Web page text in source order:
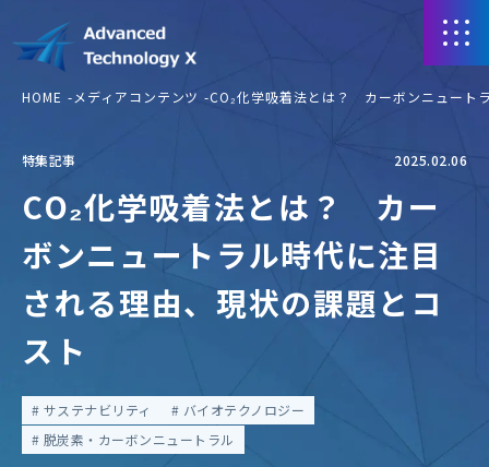
HOME メディアコンテンツ CO₂化学吸着法とは？ カーボンニュート
特集記事 2025.02.06
CO₂化学吸着法とは？ カー
ボンニュートラル時代に注目
される理由、現状の課題とコ
スト
サステナビリティ
バイオテクノロジー
脱炭素・カーボンニュートラル